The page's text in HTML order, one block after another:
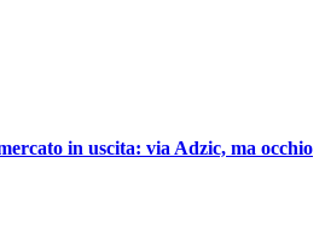
in uscita: via Adzic, ma occhio